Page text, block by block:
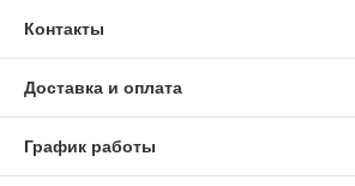
Контакты
Доставка и оплата
График работы